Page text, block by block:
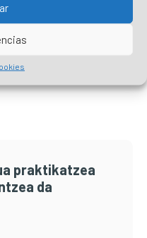
praktikatzea
da